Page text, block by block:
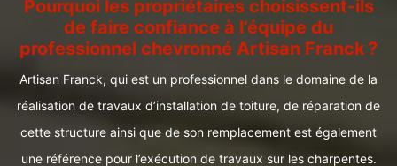
Pourquoi les propriétaires choisissent-ils
de faire confiance à l’équipe du
professionnel chevronné Artisan Franck ?
Artisan Franck, qui est un professionnel dans le domaine de la
réalisation de travaux d’installation de toiture, de réparation de
cette structure ainsi que de son remplacement est également
une référence pour l’exécution de travaux sur les charpentes.